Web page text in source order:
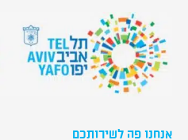
אנחנו פה לשירותכם